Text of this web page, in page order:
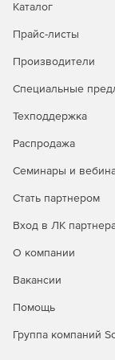
информацию,
Каталог
Прайс-листы
Производители
Специальные
Техподдержка
Распродажа
Семинары и
Стать партнером
Вход в ЛК
О компании
Вакансии
Помощь
Группа компаний